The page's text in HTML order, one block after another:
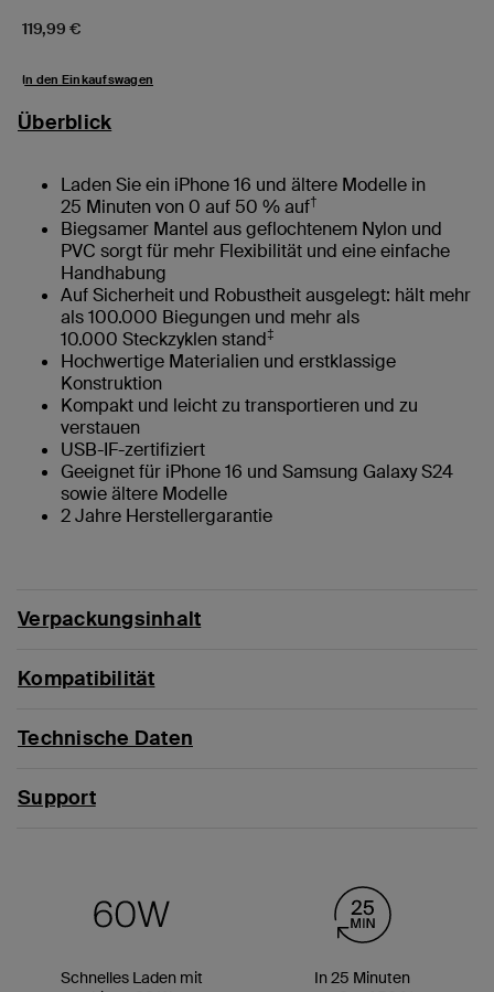
Price:
119,99 €
In den Einkaufswagen
Überblick
Laden Sie ein iPhone 16 und ältere Modelle in
25 Minuten von 0 auf 50 % auf†
Biegsamer Mantel aus geflochtenem Nylon und
PVC sorgt für mehr Flexibilität und eine einfache
Handhabung
Auf Sicherheit und Robustheit ausgelegt: hält mehr
als 100.000 Biegungen und mehr als
10.000 Steckzyklen stand‡
Hochwertige Materialien und erstklassige
Konstruktion
Kompakt und leicht zu transportieren und zu
verstauen
USB-IF-zertifiziert
Geeignet für iPhone 16 und Samsung Galaxy S24
sowie ältere Modelle
2 Jahre Herstellergarantie
Verpackungsinhalt
Kompatibilität
Technische Daten
Support
Schnelles Laden mit
In 25 Minuten